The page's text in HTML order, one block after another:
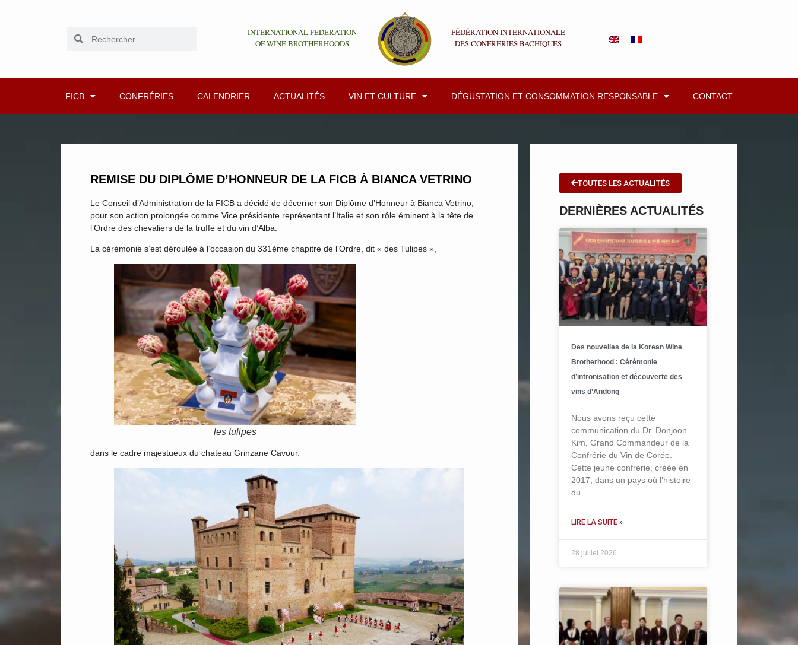
INTERNATIONAL FEDERATION
OF WINE BROTHERHOODS
FÉDÉRATION INTERNATIONALE
DES CONFRÉRIES BACHIQUES
FICB CONFRÉRIES CALENDRIER ACTUALITÉS VIN ET CULTURE DÉGUSTATION ET CONSOMMATION RESPONSABLE CONTACT
REMISE DU DIPLÔME D’HONNEUR DE LA FICB À BIANCA VETRINO
Le Conseil d’Administration de la FICB a décidé de décerner son Diplôme d’Honneur à Bianca Vetrino,
pour son action prolongée comme Vice présidente représentant l’Italie et son rôle éminent à la tête de
l’Ordre des chevaliers de la truffe et du vin d’Alba.
La cérémonie s’est déroulée à l’occasion du 331ème chapitre de l’Ordre, dit « des Tulipes »,
les tulipes
dans le cadre majestueux du chateau Grinzane Cavour.
TOUTES LES ACTUALITÉS
DERNIÈRES ACTUALITÉS
Des nouvelles de la Korean Wine
Brotherhood : Cérémonie
d’intronisation et découverte des
vins d’Andong
Nous avons reçu cette
communication du Dr. Donjoon
Kim, Grand Commandeur de la
Confrérie du Vin de Corée.
Cette jeune confrérie, créée en
2017, dans un pays où l’histoire
du
LIRE LA SUITE »
28 juillet 2026